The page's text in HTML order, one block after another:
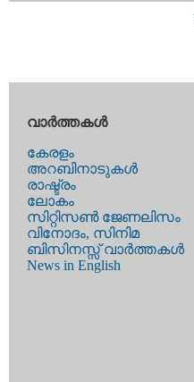
വാര്‍ത്തകള്‍
കേരളം
അറബിനാടുകള്‍
രാഷ്ട്രം
ലോകം
സിറ്റിസണ്‍ ജേണലിസം
വിനോദം, സിനിമ
ബിസിനസ്സ് വാര്‍ത്തകള്‍
News in English